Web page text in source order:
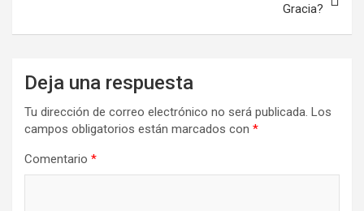
Gracia?
Deja una respuesta
Tu dirección de correo electrónico no será publicada. Los
campos obligatorios están marcados con *
Comentario *